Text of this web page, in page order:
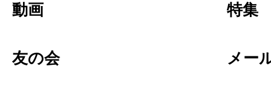
動画 特集
友の会 メー